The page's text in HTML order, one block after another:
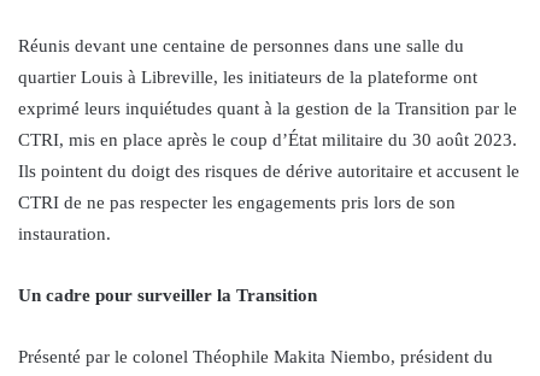
Réunis devant une centaine de personnes dans une salle du
quartier Louis à Libreville, les initiateurs de la plateforme ont
exprimé leurs inquiétudes quant à la gestion de la Transition par le
CTRI, mis en place après le coup d’État militaire du 30 août 2023.
Ils pointent du doigt des risques de dérive autoritaire et accusent le
CTRI de ne pas respecter les engagements pris lors de son
instauration.
Un cadre pour surveiller la Transition
Présenté par le colonel Théophile Makita Niembo, président du